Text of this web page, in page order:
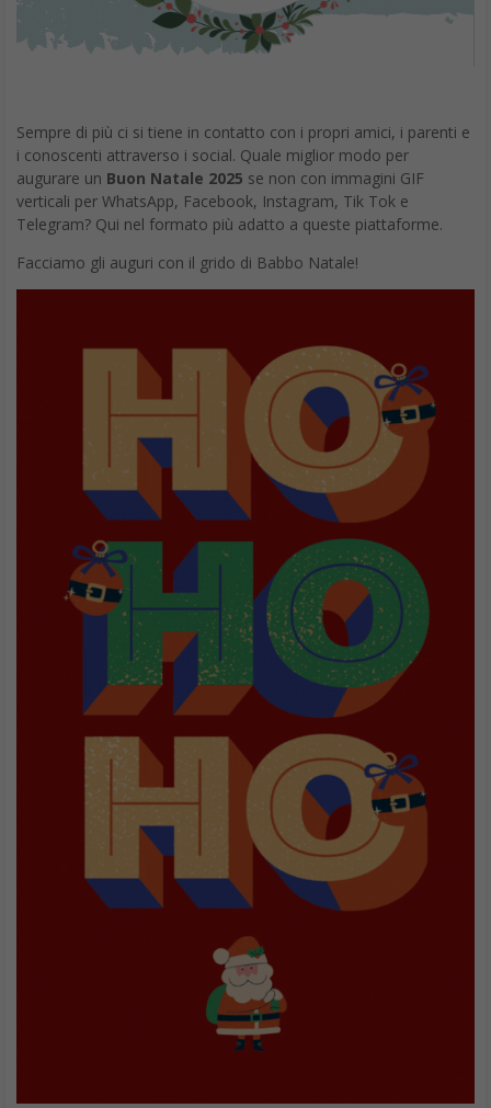
Un Buon Natale 2025 un po’ luminoso da inviare !
Babbo Natale consegna i regali! Auguriamo Merry Christmas
con questa simpatica immagine animata divertente e strappa
sorrisi con la sua grafica da videogioco, adattissima per i Gamer.
Hai fatto il bravo quest’anno? Ti meriti il regalo? Sentiamo un po’